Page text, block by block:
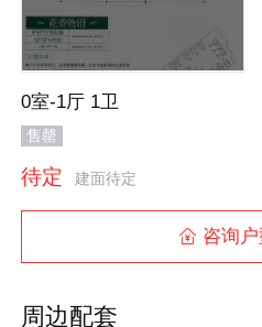
0室-1厅 1卫
售罄
待定 建面待定
 咨询
周边配套